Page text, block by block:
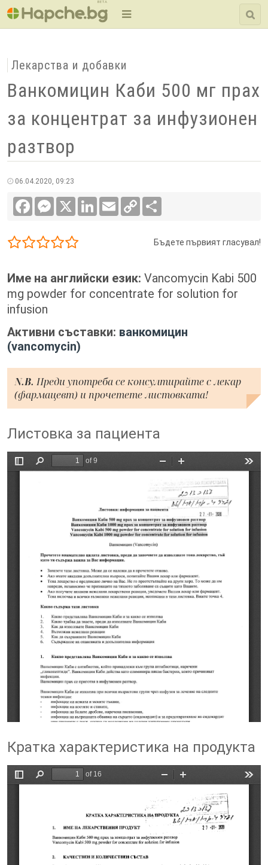
BETA
Лекарства и добавки
Ванкомицин Каби 500 мг прах
за концентрат за инфузионен
разтвор
06.04.2020, 09:23
FacebookMessenger LinkedInEmail
Copy
Link
1/52/53/54/55/5 Бъдете първият гласувал!
Име на английски език: Vancomycin Kabi 500
mg powder for concentrate for solution for
infusion
Активни съставки: ванкомицин
(vancomycin)
N.B. Преди употреба се консултирайте с лекар
(фармацевт) и прочетете листовката!
Листовка за пациента
Кратка характеристика на продукта